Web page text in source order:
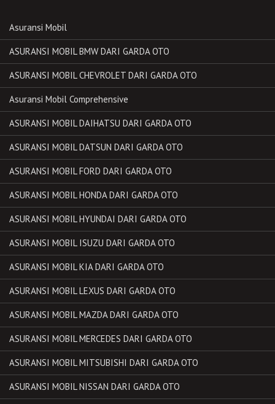
Asuransi Mobil
ASURANSI MOBIL BMW DARI GARDA OTO
ASURANSI MOBIL CHEVROLET DARI GARDA OTO
Asuransi Mobil Comprehensive
ASURANSI MOBIL DAIHATSU DARI GARDA OTO
ASURANSI MOBIL DATSUN DARI GARDA OTO
ASURANSI MOBIL FORD DARI GARDA OTO
ASURANSI MOBIL HONDA DARI GARDA OTO
ASURANSI MOBIL HYUNDAI DARI GARDA OTO
ASURANSI MOBIL ISUZU DARI GARDA OTO
ASURANSI MOBIL KIA DARI GARDA OTO
ASURANSI MOBIL LEXUS DARI GARDA OTO
ASURANSI MOBIL MAZDA DARI GARDA OTO
ASURANSI MOBIL MERCEDES DARI GARDA OTO
ASURANSI MOBIL MITSUBISHI DARI GARDA OTO
ASURANSI MOBIL NISSAN DARI GARDA OTO